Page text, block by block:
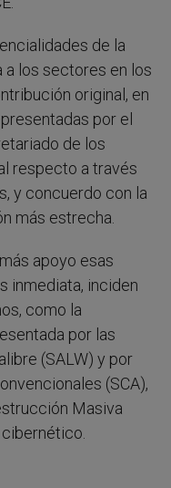
de la
a los sectores en los
original, en
por el
de los
respecto a través
y concuerdo con la
más estrecha.
apoyo esas
inmediata, inciden
como la
por las
(SALW) y por
(SCA),
Masiva